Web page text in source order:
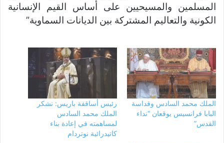
المسلمين والمسيحيين على أساس القيم الإنسانية
الكونية والتعاليم المشتركة بين الديانات السماوية”
الملك محمد السادس وقداسة
البابا فرانسيس يوقعان “نداء
القدس”
رئيس أساقفة باريس: نشكر
الملك محمد السادس
لمساهمته في إعادة بناء
كاتيدرائية نوتردام